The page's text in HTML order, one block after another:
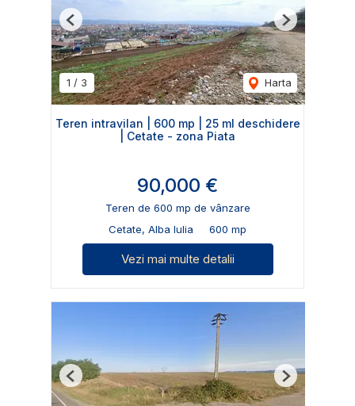
1 / 3 Harta
Previous Next
Teren intravilan | 600 mp | 25 ml deschidere
| Cetate - zona Piata
90,000 €
Teren de 600 mp de vânzare
Cetate, Alba Iulia
600 mp
Vezi mai multe detalii
Previous Next